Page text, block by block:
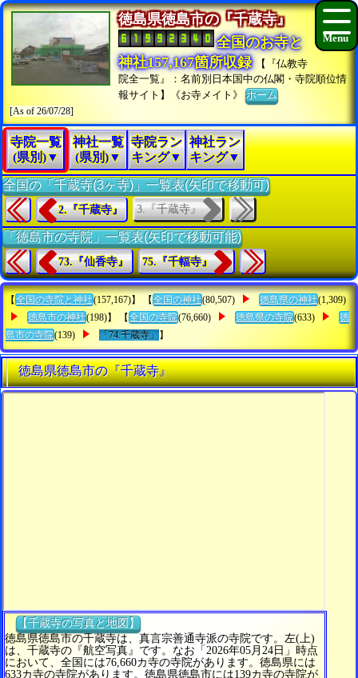
徳島県徳島市の『千蔵寺』
全国のお寺と
神社157,167箇所収録
【『仏教寺
院全一覧』：名前別日本国中の仏閣・寺院順位情
報サイト】《お寺メイト》ホーム
[As of 26/07/28]
寺院一覧
(県別)▼
神社一覧
(県別)▼
寺院ラン
キング▼
神社ラン
キング▼
全国の「千蔵寺(3ヶ寺)」一覧表(矢印で移動可)
2.『千蔵寺』 3.『千蔵寺』
「徳島市の寺院」一覧表(矢印で移動可能)
73.『仙香寺』 75.『千輻寺』
【 全国の寺院と神社(157,167)】 【 全国の神社(80,507) 徳島県の神社(1,309)
徳島市の神社(198)】 【 全国の寺院(76,660) 徳島県の寺院(633)
徳
島市の寺院(139) 「74.千蔵寺」 】
徳島県徳島市の『千蔵寺』
【千蔵寺の写真と地図】
徳島県徳島市の千蔵寺は、真言宗善通寺派の寺院です。左(上)
は、千蔵寺の『航空写真』です。なお「2026年05月24日」時点
において、全国には76,660カ寺の寺院があります。徳島県には
633カ寺の寺院があります。徳島県徳島市には139カ寺の寺院が